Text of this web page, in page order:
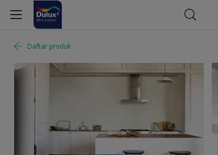
Daftar produk